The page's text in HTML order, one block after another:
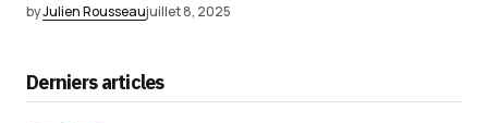
byJulien Rousseaujuillet 8, 2025
Derniers articles